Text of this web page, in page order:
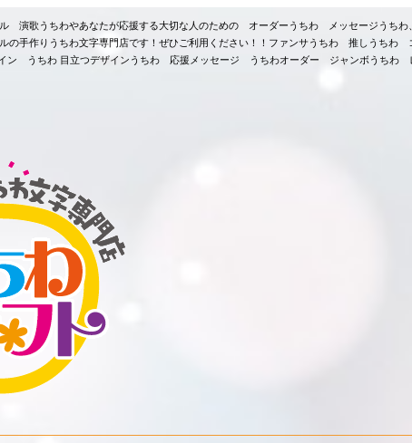
歌うちわやあなたが応援する大切な人のための オーダーうちわ メッセージうちわ
手作りうちわ文字専門店です！ぜひご利用ください！！ファンサうちわ 推しうちわ
ン うちわ 目立つデザインうちわ 応援メッセージ うちわオーダー ジャンボうちわ